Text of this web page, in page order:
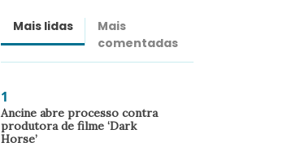
Mais lidas
Mais
comentadas
1
Ancine abre processo contra
produtora de filme ‘Dark
Horse’